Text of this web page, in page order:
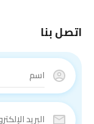
اتصل بنا